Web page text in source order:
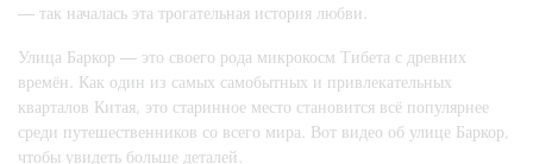
— так началась эта трогательная история любви.
Улица Баркор — это своего рода микрокосм Тибета с древних
времён. Как один из самых самобытных и привлекательных
кварталов Китая, это старинное место становится всё популярнее
среди путешественников со всего мира. Вот видео об улице Баркор,
чтобы увидеть больше деталей.